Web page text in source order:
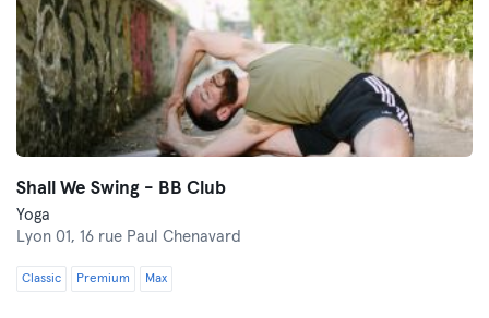
Shall We Swing - BB Club
Yoga
Lyon 01, 16 rue Paul Chenavard
Classic Premium Max